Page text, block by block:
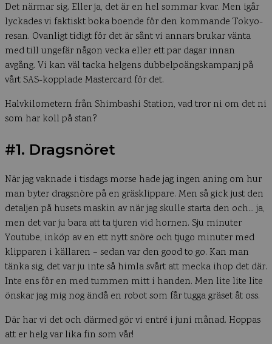
Det närmar sig. Eller ja, det är en hel sommar kvar. Men igår
lyckades vi faktiskt boka boende för den kommande Tokyo-
resan. Ovanligt tidigt för det är sånt vi annars brukar vänta
med till ungefär någon vecka eller ett par dagar innan
avgång. Vi kan väl tacka helgens dubbelpoängskampanj på
vårt SAS-kopplade Mastercard för det.
Halvkilometern från Shimbashi Station, vad tror ni om det ni
som har koll på stan?
#1. Dragsnöret
När jag vaknade i tisdags morse hade jag ingen aning om hur
man byter dragsnöre på en gräsklippare. Men så gick just den
detaljen på husets maskin av när jag skulle starta den och… ja,
men det var ju bara att ta tjuren vid hornen. Sju minuter
Youtube, inköp av en ett nytt snöre och tjugo minuter med
klipparen i källaren – sedan var den good to go. Kan man
tänka sig, det var ju inte så himla svårt att mecka ihop det där.
Inte ens för en med tummen mitt i handen. Men lite lite lite
önskar jag mig nog ändå en robot som får tugga gräset åt oss.
Där har vi det och därmed gör vi entré i juni månad. Hoppas
att er helg var lika fin som vår!